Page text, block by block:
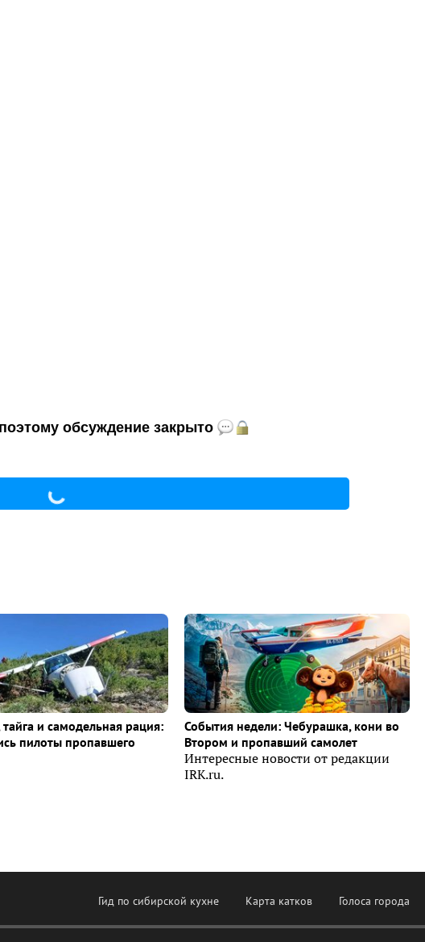
обсуждение закрыто
и самодельная рация:
пилоты пропавшего
События недели: Чебурашка, кони во
Втором и пропавший самолет
Интересные новости от редакции
IRK.ru.
Гид по сибирской кухне Карта катков Голоса города